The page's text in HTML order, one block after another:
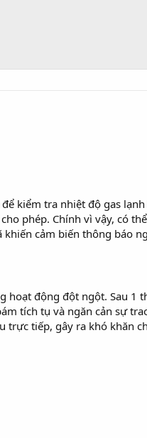
kiểm tra nhiệt độ gas
phép. Chính vì vậy, có
cảm biến thông báo
hoạt động đột ngột. Sau 1
tích tụ và ngăn cản sự
tiếp, gây ra khó khăn